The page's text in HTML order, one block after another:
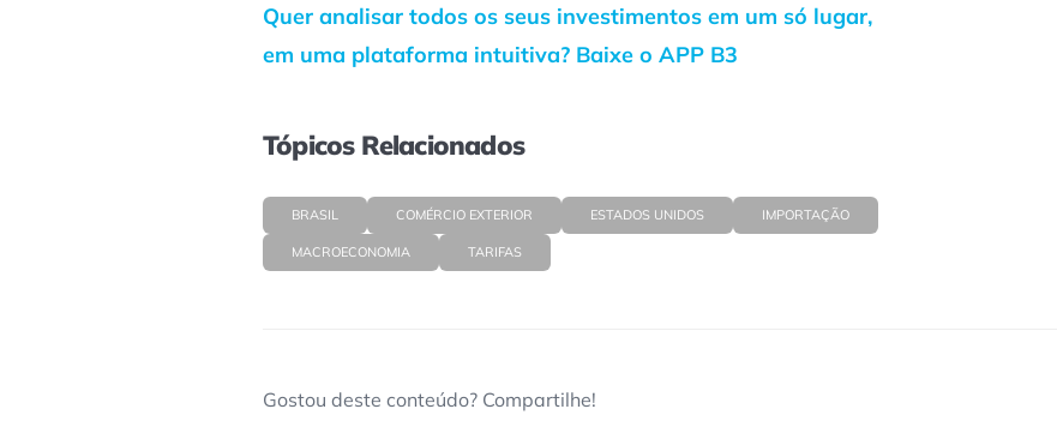
Quer analisar todos os seus investimentos em um só lugar,
em uma plataforma intuitiva? Baixe o APP B3
Tópicos Relacionados
BRASIL COMÉRCIO EXTERIOR ESTADOS UNIDOS IMPORTAÇÃO
MACROECONOMIA TARIFAS
Gostou deste conteúdo? Compartilhe!